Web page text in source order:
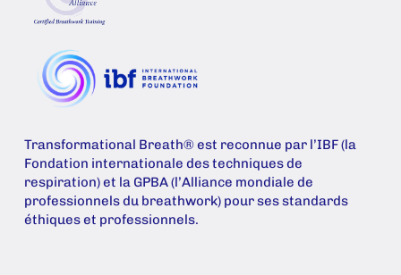
Transformational Breath® est reconnue par l’IBF (la
Fondation internationale des techniques de
respiration) et la GPBA (l’Alliance mondiale de
professionnels du breathwork) pour ses standards
éthiques et professionnels.